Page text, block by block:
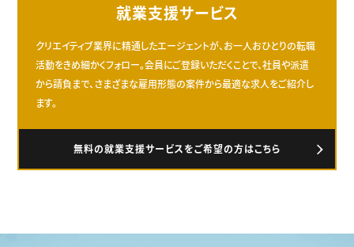
就業支援サービス
クリエイティブ業界に精通したエージェントが、お一人おひとりの転職
活動をきめ細かくフォロー。会員にご登録いただくことで、社員や派遣
から請負まで、さまざまな雇用形態の案件から最適な求人をご紹介し
ます。
無料の就業支援サービスをご希望の方はこちら